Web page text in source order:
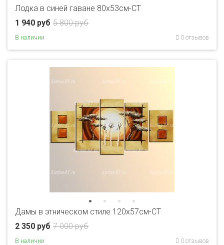
Лодка в синей гаване 80x53см-CT
5 800 руб
1 940 руб
В наличии 0 отзывов
Дамы в этническом стиле 120х57см-CT
7 000 руб
2 350 руб
В наличии 0 отзывов